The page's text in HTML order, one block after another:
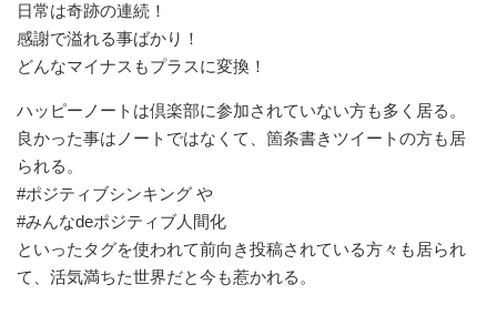
日常は奇跡の連続！
感謝で溢れる事ばかり！
どんなマイナスもプラスに変換！
ハッピーノートは倶楽部に参加されていない方も多く居る。
良かった事はノートではなくて、箇条書きツイートの方も居
られる。
#ポジティブシンキング や
#みんなdeポジティブ人間化
といったタグを使われて前向き投稿されている方々も居られ
て、活気満ちた世界だと今も惹かれる。